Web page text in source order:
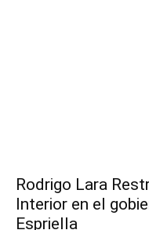
Rodrigo Lara
Interior en el
Espriella